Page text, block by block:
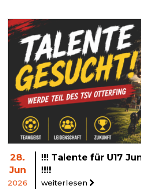
28.
Jun
2026
!!! Talente für U17
!!!!
weiterlesen